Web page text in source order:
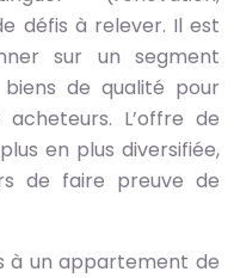
défis à relever. Il est
sur un segment
de qualité pour
L’offre de
en plus diversifiée,
de faire preuve de
à un appartement de